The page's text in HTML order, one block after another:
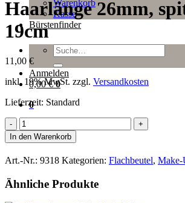
Warenkorb
Kasse
Bürstenfinder
Suche
nach:
Anmelden
0,00€ 0
0
Haarlänge 26mm,
19cm
11,00 €
inkl. 19% MwSt. zzgl. Versandkosten
Lieferzeit: Standard
Maskenpinsel,
konischer
Griff,
Birke,
veganes
Haarlänge
In den Warenkorb
Art.-Nr.: 9318 Kategorien: Flachbeutel, Make-
Ähnliche Produkte